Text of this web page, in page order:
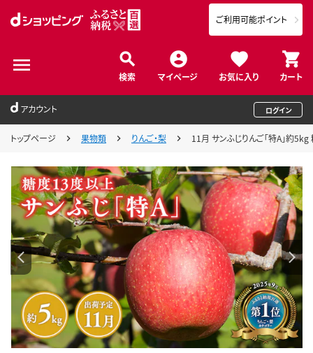
検索 マイページ お気に入り カート
ご利用可能ポイント
アカウント ログイン
トップページ 果物類 りんご・梨 11月 サンふじりんご「特A」約